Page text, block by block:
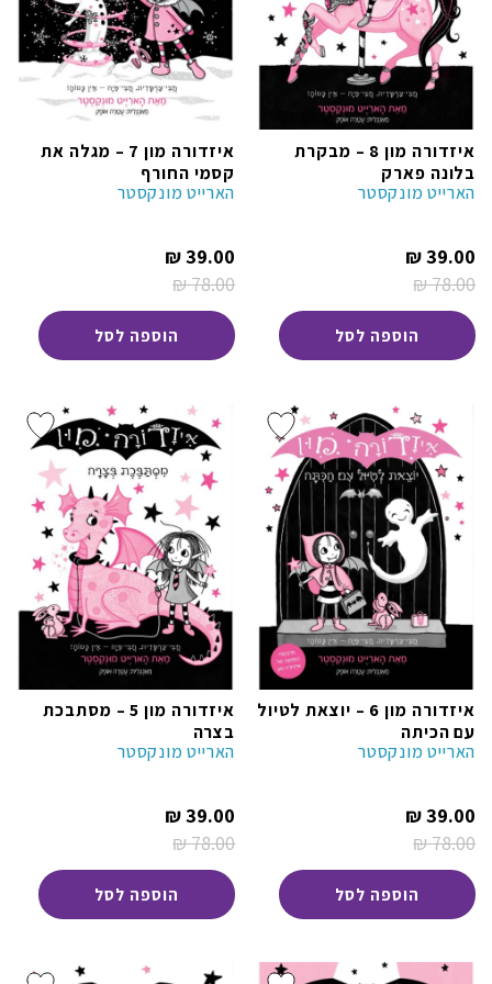
איזדורה מון 8 – מבקרת
בלונה פארק
הארייט מונקסטר
78.00
₪המחיר
המקורי
39.00
₪המחיר
הנוכחי
הוא:
39.00 ₪.
הוספה לסל
איזדורה מון 7 – מגלה את
קסמי החורף
הארייט מונקסטר
78.00
₪המחיר
המקורי
39.00
₪המחיר
הנוכחי
הוא:
39.00 ₪.
הוספה לסל
איזדורה מון 6 – יוצאת לטיול
עם הכיתה
הארייט מונקסטר
78.00
₪המחיר
המקורי
39.00
₪המחיר
הנוכחי
הוא:
39.00 ₪.
הוספה לסל
איזדורה מון 5 – מסתבכת
בצרה
הארייט מונקסטר
78.00
₪המחיר
המקורי
39.00
₪המחיר
הנוכחי
הוא:
39.00 ₪.
הוספה לסל